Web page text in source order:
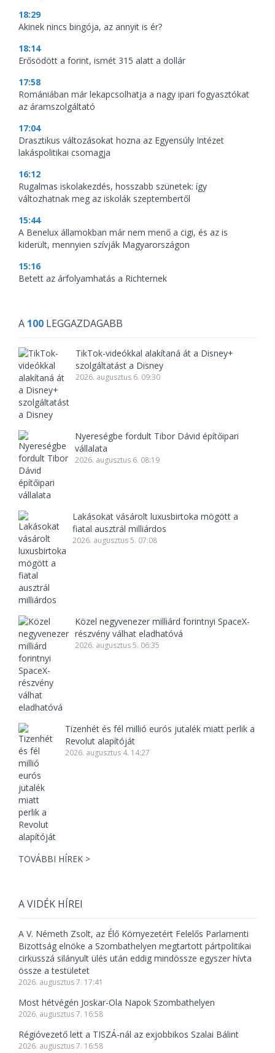
18:29
Akinek nincs bingója, az annyit is ér?
18:14
Erősödött a forint, ismét 315 alatt a dollár
17:58
Romániában már lekapcsolhatja a nagy ipari fogyasztókat
az áramszolgáltató
17:04
Drasztikus változásokat hozna az Egyensúly Intézet
lakáspolitikai csomagja
16:12
Rugalmas iskolakezdés, hosszabb szünetek: így
változhatnak meg az iskolák szeptembertől
15:44
A Benelux államokban már nem menő a cigi, és az is
kiderült, mennyien szívják Magyarországon
15:16
Betett az árfolyamhatás a Richternek
A 100 LEGGAZDAGABB
TikTok-videókkal alakítaná át a Disney+
szolgáltatást a Disney
2026. augusztus 6. 09:30
Nyereségbe fordult Tibor Dávid építőipari
vállalata
2026. augusztus 6. 08:19
Lakásokat vásárolt luxusbirtoka mögött a
fiatal ausztrál milliárdos
2026. augusztus 5. 07:08
Közel negyvenezer milliárd forintnyi SpaceX-
részvény válhat eladhatóvá
2026. augusztus 5. 06:35
Tizenhét és fél millió eurós jutalék miatt perlik a
Revolut alapítóját
2026. augusztus 4. 14:27
TOVÁBBI HÍREK >
A VIDÉK HÍREI
A V. Németh Zsolt, az Élő Környezetért Felelős Parlamenti
Bizottság elnöke a Szombathelyen megtartott pártpolitikai
cirkusszá silányult ülés után eddig mindössze egyszer hívta
össze a testületet
2026. augusztus 7. 17:41
Most hétvégén Joskar-Ola Napok Szombathelyen
2026. augusztus 7. 16:58
Régióvezető lett a TISZÁ-nál az exjobbikos Szalai Bálint
2026. augusztus 7. 16:58